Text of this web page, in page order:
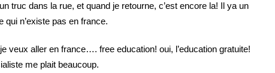
truc dans la rue, et quand je retourne, c’est encore la! Il ya un
qui n’existe pas en france.
veux aller en france…. free education! oui, l’education gratuite!
me plait beaucoup.